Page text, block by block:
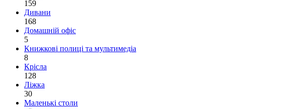
159
Дивани
168
Домашній офіс
5
Книжкові полиці та мультимедіа
8
Крісла
128
Ліжка
30
Маленькі столи